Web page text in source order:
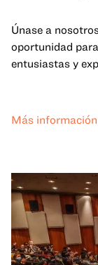
Únase a
oportunidad
entusiastas y
Más información